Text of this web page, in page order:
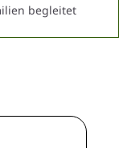
begleitet